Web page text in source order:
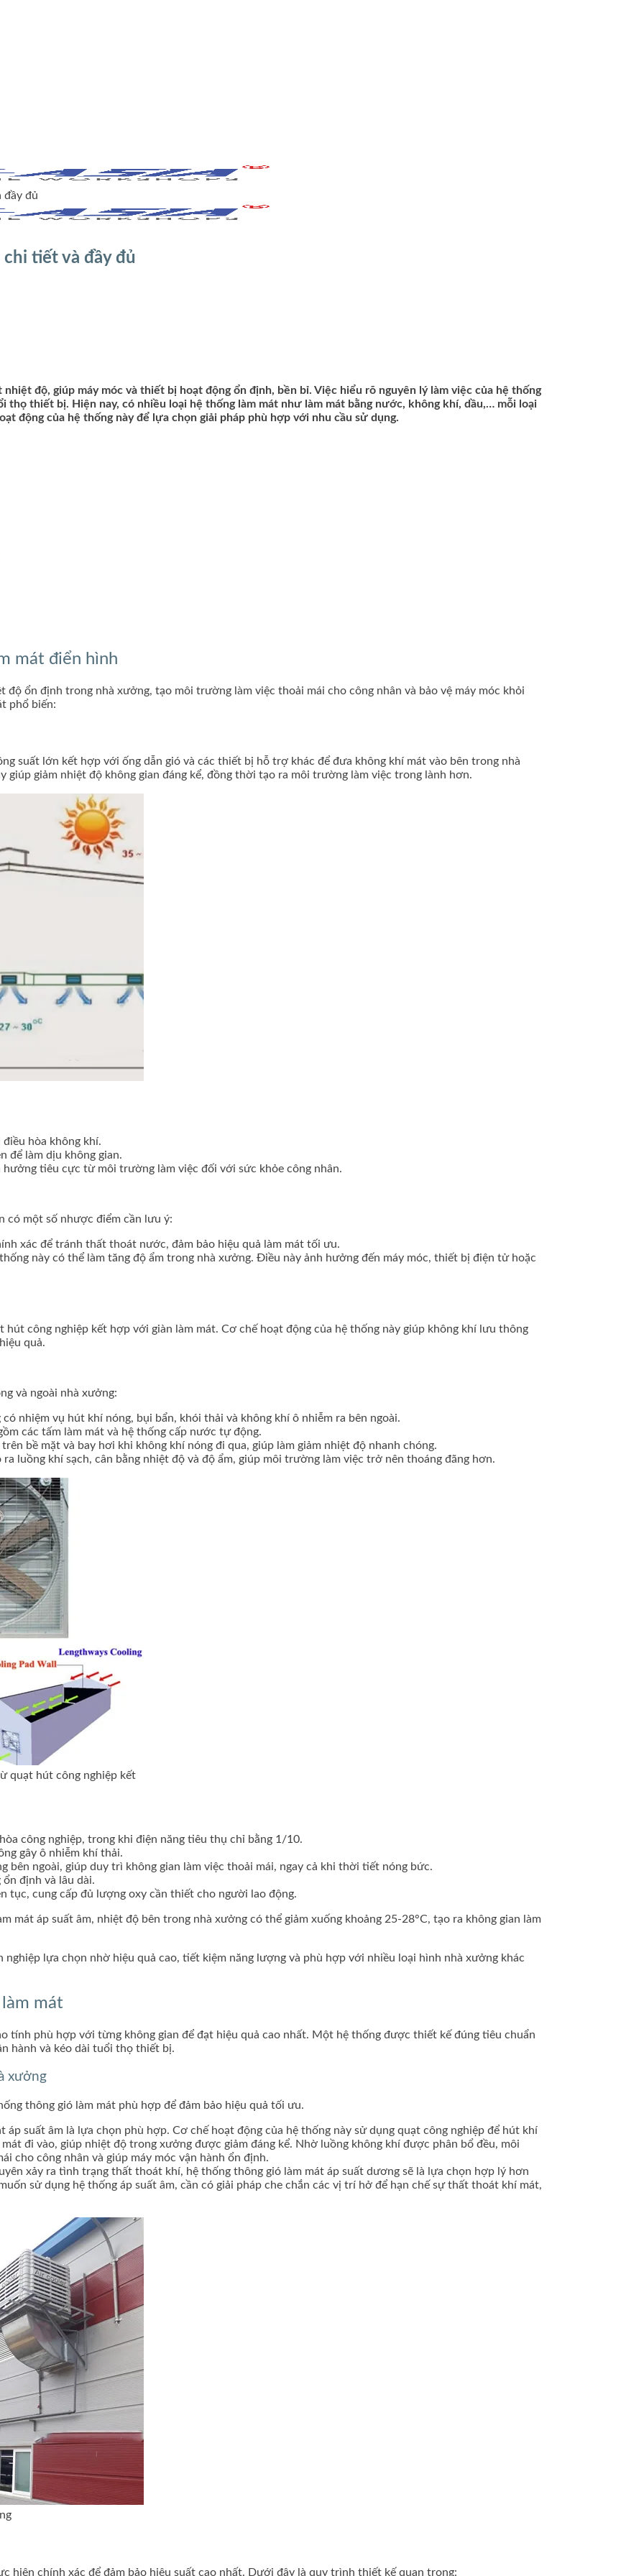
đầy đủ
tiết và đầy đủ
độ, giúp máy móc và thiết bị hoạt động ổn định, bền bỉ. Việc hiểu rõ nguyên lý làm việc của hệ thống
thọ thiết bị. Hiện nay, có nhiều loại hệ thống làm mát như làm mát bằng nước, không khí, dầu,… mỗi loại
động của hệ thống này để lựa chọn giải pháp phù hợp với nhu cầu sử dụng.
mát điển hình
ổn định trong nhà xưởng, tạo môi trường làm việc thoải mái cho công nhân và bảo vệ máy móc khỏi
phổ biến:
suất lớn kết hợp với ống dẫn gió và các thiết bị hỗ trợ khác để đưa không khí mát vào bên trong nhà
giảm nhiệt độ không gian đáng kể, đồng thời tạo ra môi trường làm việc trong lành hơn.
hòa không khí.
để làm dịu không gian.
hưởng tiêu cực từ môi trường làm việc đối với sức khỏe công nhân.
có một số nhược điểm cần lưu ý:
xác để tránh thất thoát nước, đảm bảo hiệu quả làm mát tối ưu.
này có thể làm tăng độ ẩm trong nhà xưởng. Điều này ảnh hưởng đến máy móc, thiết bị điện tử hoặc
công nghiệp kết hợp với giàn làm mát. Cơ chế hoạt động của hệ thống này giúp không khí lưu thông
quả.
và ngoài nhà xưởng:
nhiệm vụ hút khí nóng, bụi bẩn, khói thải và không khí ô nhiễm ra bên ngoài.
các tấm làm mát và hệ thống cấp nước tự động.
bề mặt và bay hơi khi không khí nóng đi qua, giúp làm giảm nhiệt độ nhanh chóng.
luồng khí sạch, cân bằng nhiệt độ và độ ẩm, giúp môi trường làm việc trở nên thoáng đãng hơn.
quạt hút công nghiệp kết
công nghiệp, trong khi điện năng tiêu thụ chỉ bằng 1/10.
gây ô nhiễm khí thải.
ngoài, giúp duy trì không gian làm việc thoải mái, ngay cả khi thời tiết nóng bức.
định và lâu dài.
tục, cung cấp đủ lượng oxy cần thiết cho người lao động.
mát áp suất âm, nhiệt độ bên trong nhà xưởng có thể giảm xuống khoảng 25-28°C, tạo ra không gian làm
lựa chọn nhờ hiệu quả cao, tiết kiệm năng lượng và phù hợp với nhiều loại hình nhà xưởng khác
mát
tính phù hợp với từng không gian để đạt hiệu quả cao nhất. Một hệ thống được thiết kế đúng tiêu chuẩn
hành và kéo dài tuổi thọ thiết bị.
xưởng
thông gió làm mát phù hợp để đảm bảo hiệu quả tối ưu.
áp suất âm là lựa chọn phù hợp. Cơ chế hoạt động của hệ thống này sử dụng quạt công nghiệp để hút khí
đi vào, giúp nhiệt độ trong xưởng được giảm đáng kể. Nhờ luồng không khí được phân bổ đều, môi
cho công nhân và giúp máy móc vận hành ổn định.
xảy ra tình trạng thất thoát khí, hệ thống thông gió làm mát áp suất dương sẽ là lựa chọn hợp lý hơn
sử dụng hệ thống áp suất âm, cần có giải pháp che chắn các vị trí hở để hạn chế sự thất thoát khí mát,
hiện chính xác để đảm bảo hiệu suất cao nhất. Dưới đây là quy trình thiết kế quan trọng: